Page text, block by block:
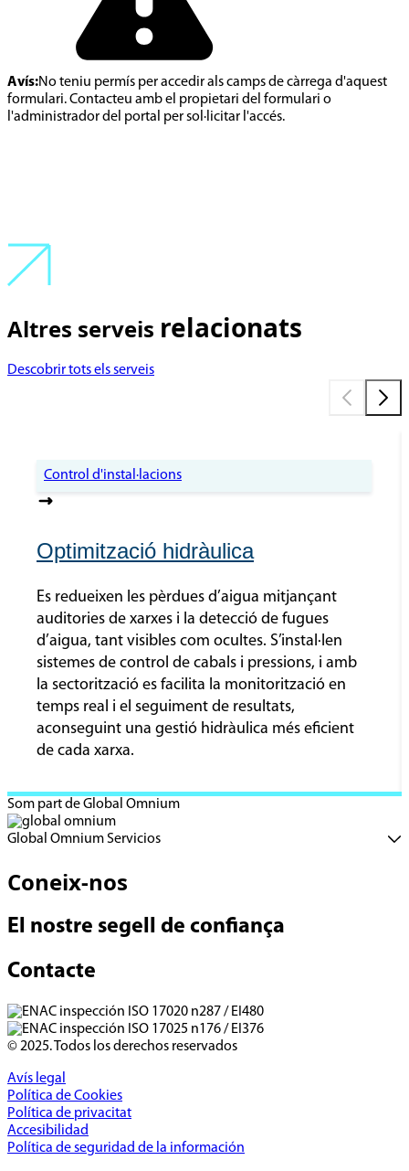
Avís:No teniu permís per accedir als camps de càrrega d'aquest
formulari. Contacteu amb el propietari del formulari o
l'administrador del portal per sol·licitar l'accés.
Altres serveis relacionats
Descobrir tots els serveis
Control d'instal·lacions
Optimització hidràulica
Es redueixen les pèrdues d’aigua mitjançant
auditories de xarxes i la detecció de fugues
d’aigua, tant visibles com ocultes. S’instal·len
sistemes de control de cabals i pressions, i amb
la sectorització es facilita la monitorització en
temps real i el seguiment de resultats,
aconseguint una gestió hidràulica més eficient
de cada xarxa.
Som part de Global Omnium
Global Omnium Servicios
Coneix-nos
El nostre segell de confiança
Contacte
© 2025. Todos los derechos reservados
Avís legal
Política de Cookies
Política de privacitat
Accesibilidad
Política de seguridad de la información